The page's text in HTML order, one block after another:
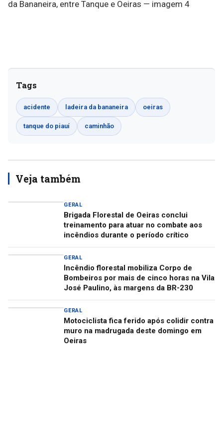
Tags
acidente ladeira da bananeira oeiras
tanque do piauí caminhão
Veja também
GERAL
Brigada Florestal de Oeiras conclui
treinamento para atuar no combate aos
incêndios durante o período crítico
GERAL
Incêndio florestal mobiliza Corpo de
Bombeiros por mais de cinco horas na Vila
José Paulino, às margens da BR-230
GERAL
Motociclista fica ferido após colidir contra
muro na madrugada deste domingo em
Oeiras